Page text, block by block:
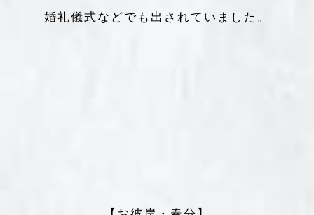
婚礼儀式などでも出されていました。